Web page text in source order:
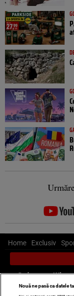
Home Exclusiv
Scrie-ne pe
Nouă ne pasă ca datele